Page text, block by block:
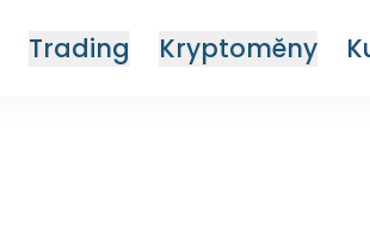
Trading Kryptoměny